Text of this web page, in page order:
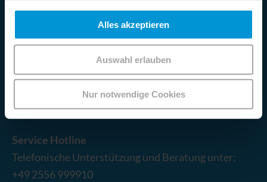
Alles akzeptieren
Auswahl erlauben
Nur notwendige Cookies
Tokuyama Dental Deutschland GmbH
DE-48629Metelen
Telefon:+49 2556 999910
info@tokuyama-dental.de
Service Hotline
Telefonische Unterstützung und Beratung unter:
+49 2556 999910